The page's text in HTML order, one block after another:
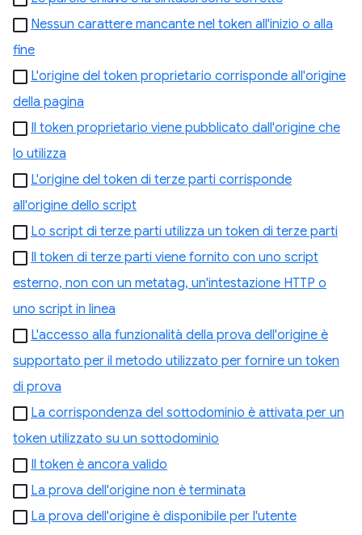
Nessun carattere mancante nel token all'inizio o alla
fine
L'origine del token proprietario corrisponde all'origine
della pagina
Il token proprietario viene pubblicato dall'origine che
lo utilizza
L'origine del token di terze parti corrisponde
all'origine dello script
Lo script di terze parti utilizza un token di terze parti
Il token di terze parti viene fornito con uno script
esterno, non con un metatag, un'intestazione HTTP o
uno script in linea
L'accesso alla funzionalità della prova dell'origine è
supportato per il metodo utilizzato per fornire un token
di prova
La corrispondenza del sottodominio è attivata per un
token utilizzato su un sottodominio
Il token è ancora valido
La prova dell'origine non è terminata
La prova dell'origine è disponibile per l'utente